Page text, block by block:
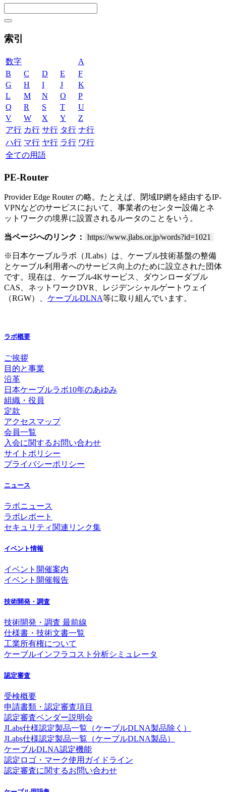
索引
数字
A
B
C D E
F
G
H I J
K
L
M N O
P
Q
R S T
U
V
W X Y
Z
ア行 カ行 サ行 タ行 ナ行
ハ行 マ行 ヤ行 ラ行 ワ行
全ての用語
PE-Router
Provider Edge Router の略。たとえば、閉域IP網を経由するIP-
VPNなどのサービスにおいて、事業者のセンター設備とネ
ットワークの境界に設置されるルータのことをいう。
当ページへのリンク： https://www.jlabs.or.jp/words?id=1021
※日本ケーブルラボ（JLabs）は、ケーブル技術基盤の整備
とケーブル利用者へのサービス向上のために設立された団体
です。現在は、ケーブル4Kサービス、ダウンローダブル
CAS、ネットワークDVR、レジデンシャルゲートウェイ
（RGW）、 ケーブルDLNA等に取り組んでいます。
ラボ概要
ご挨拶
目的と事業
沿革
日本ケーブルラボ10年のあゆみ
組織・役員
定款
アクセスマップ
会員一覧
入会に関するお問い合わせ
サイトポリシー
プライバシーポリシー
ニュース
ラボニュース
ラボレポート
セキュリティ関連リンク集
イベント情報
イベント開催案内
イベント開催報告
技術開発・調査
技術開発・調査 最前線
仕様書・技術文書一覧
工業所有権について
ケーブルインフラコスト分析シミュレータ
認定審査
受検概要
申請書類・認定審査項目
認定審査ベンダー説明会
JLabs仕様認定製品一覧（ケーブルDLNA製品除く）
JLabs仕様認定製品一覧（ケーブルDLNA製品）
ケーブルDLNA認定機能
認定ロゴ・マーク使用ガイドライン
認定審査に関するお問い合わせ